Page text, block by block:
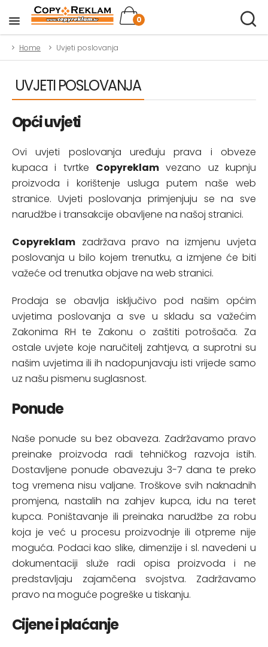
0
Home Uvjeti poslovanja
UVJETI POSLOVANJA
Opći uvjeti
Ovi uvjeti poslovanja uređuju prava i obveze
kupaca i tvrtke Copyreklam vezano uz kupnju
proizvoda i korištenje usluga putem naše web
stranice. Uvjeti poslovanja primjenjuju se na sve
narudžbe i transakcije obavljene na našoj stranici.
Copyreklam zadržava pravo na izmjenu uvjeta
poslovanja u bilo kojem trenutku, a izmjene će biti
važeće od trenutka objave na web stranici.
Prodaja se obavlja isključivo pod našim općim
uvjetima poslovanja a sve u skladu sa važećim
Zakonima RH te Zakonu o zaštiti potrošača. Za
ostale uvjete koje naručitelj zahtjeva, a suprotni su
našim uvjetima ili ih nadopunjavaju isti vrijede samo
uz našu pismenu suglasnost.
Ponude
Naše ponude su bez obaveza. Zadržavamo pravo
preinake proizvoda radi tehničkog razvoja istih.
Dostavljene ponude obavezuju 3-7 dana te preko
tog vremena nisu valjane. Troškove svih naknadnih
promjena, nastalih na zahjev kupca, idu na teret
kupca. Poništavanje ili preinaka narudžbe za robu
koja je već u procesu proizvodnje ili otpreme nije
moguća. Podaci kao slike, dimenzije i sl. navedeni u
dokumentaciji služe radi opisa proizvoda i ne
predstavljaju zajamčena svojstva. Zadržavamo
pravo na moguće pogreške u tiskanju.
Cijene i plaćanje